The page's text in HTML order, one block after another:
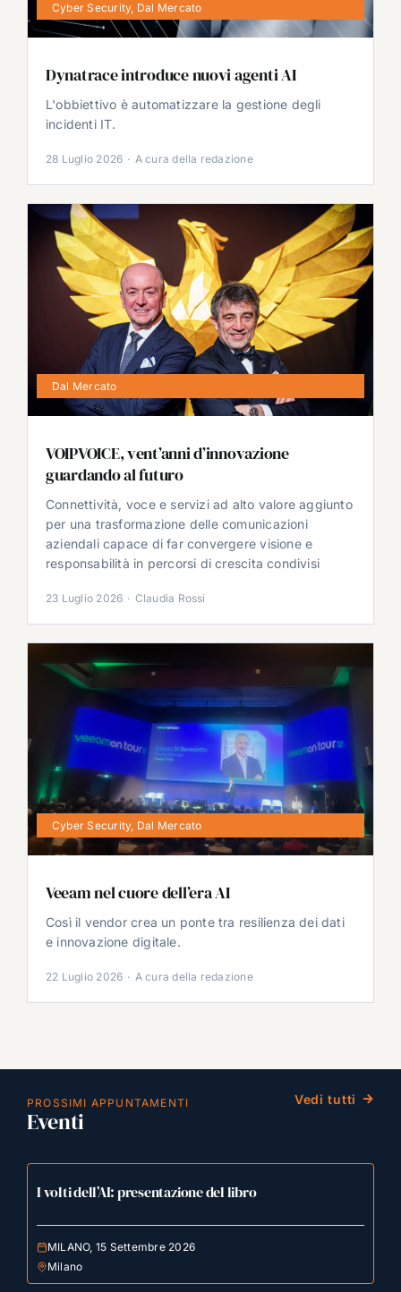
Cyber Security, Dal Mercato
Dynatrace introduce nuovi agenti AI
L'obbiettivo è automatizzare la gestione degli
incidenti IT.
28 Luglio 2026 · A cura della redazione
Dal Mercato
VOIPVOICE, vent’anni d’innovazione
guardando al futuro
Connettività, voce e servizi ad alto valore aggiunto
per una trasformazione delle comunicazioni
aziendali capace di far convergere visione e
responsabilità in percorsi di crescita condivisi
23 Luglio 2026 · Claudia Rossi
Cyber Security, Dal Mercato
Veeam nel cuore dell’era AI
Così il vendor crea un ponte tra resilienza dei dati
e innovazione digitale.
22 Luglio 2026 · A cura della redazione
PROSSIMI APPUNTAMENTI
Eventi
Vedi tutti
I volti dell’AI: presentazione del libro
MILANO, 15 Settembre 2026
Milano